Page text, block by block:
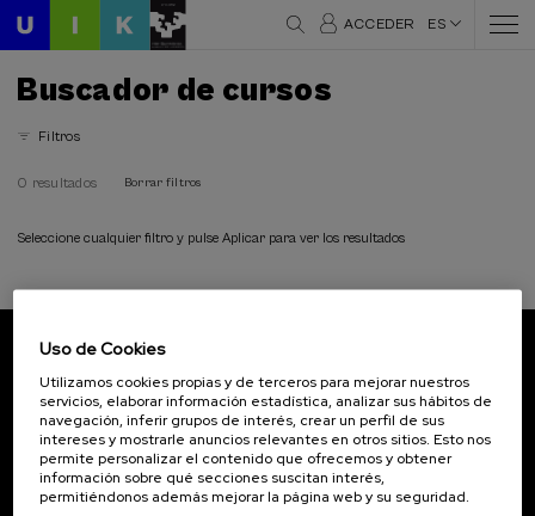
ACCEDER ES
Buscador de cursos
Filtros
0 resultados Borrar filtros
Seleccione cualquier filtro y pulse Aplicar para ver los resultados
Inscríbete para ser el primero/a en recibir las
novedades de UIK.
Suscribirse
Uso de Cookies
Utilizamos cookies propias y de terceros para mejorar nuestros
servicios, elaborar información estadística, analizar sus hábitos de
navegación, inferir grupos de interés, crear un perfil de sus
intereses y mostrarle anuncios relevantes en otros sitios. Esto nos
permite personalizar el contenido que ofrecemos y obtener
información sobre qué secciones suscitan interés,
permitiéndonos además mejorar la página web y su seguridad.